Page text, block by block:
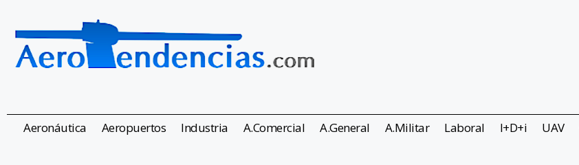
Aeronáutica Aeropuertos Industria A.Comercial A.General A.Militar Laboral I+D+i UAV